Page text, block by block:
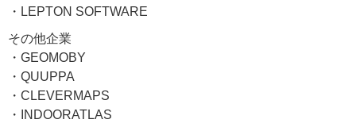
・LEPTON SOFTWARE
その他企業
・GEOMOBY
・QUUPPA
・CLEVERMAPS
・INDOORATLAS